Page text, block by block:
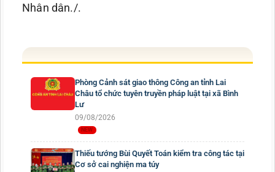
Nhân dân./.
Phòng Cảnh sát giao thông Công an tỉnh Lai
Châu tổ chức tuyên truyền pháp luật tại xã Bình
Lư
09/08/2026
Thiếu tướng Bùi Quyết Toán kiểm tra công tác tại
Cơ sở cai nghiện ma túy